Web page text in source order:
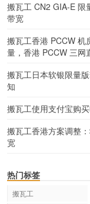
搬瓦工 CN2 GIA-E
带宽
搬瓦工香港 PCCW
量，香港 PCCW 三网
搬瓦工日本软银限量
知
搬瓦工使用支付宝购
搬瓦工香港方案调整
宽
热门标签
搬瓦工